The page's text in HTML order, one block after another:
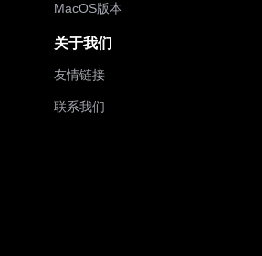
MacOS版本
关于我们
友情链接
联系我们